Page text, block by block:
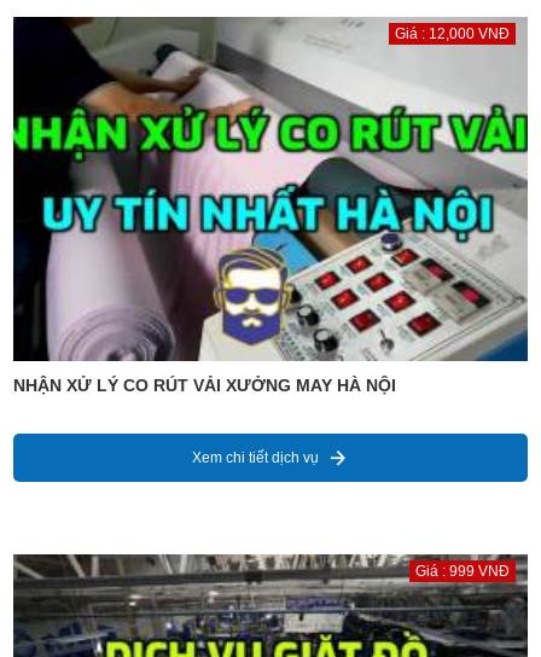
Giá : 12,000 VNĐ
NHẬN XỬ LÝ CO RÚT VẢI XƯỞNG MAY HÀ NỘI
Xem chi tiết dịch vụ
Giá : 999 VNĐ